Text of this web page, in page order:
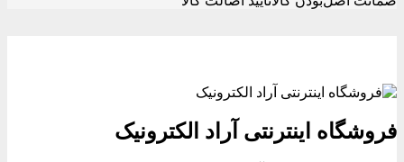
فروشگاه اینترنتی آراد الکترونیک